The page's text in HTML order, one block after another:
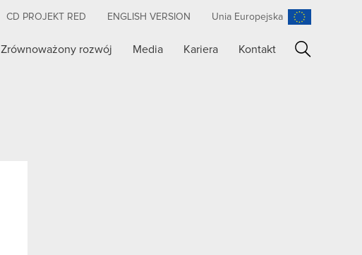
CD PROJEKT RED ENGLISH VERSION Unia Europejska
Zrównoważony rozwój Media Kariera Kontakt